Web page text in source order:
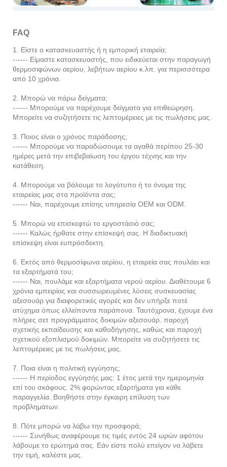
FAQ
1. Είστε ο κατασκευαστής ή η εμπορική εταιρεία;
------ Είμαστε κατασκευαστής, που ειδικεύεται στην παραγωγή
θερμοσιφώνων αερίου, λεβήτων αερίου κ.λπ. για περισσότερα
από 10 χρόνια.
2. Μπορώ να πάρω δείγματα;
------ Μπορούμε να παρέχουμε δείγματα για επιθεώρηση.
Μπορείτε να συζητήσετε τις λεπτομέρειες με τις πωλήσεις μας.
3. Ποιος είναι ο χρόνος παράδοσης;
------ Μπορούμε να παραδώσουμε τα αγαθά περίπου 25-30
ημέρες μετά την επιβεβαίωση του έργου τέχνης και την
κατάθεση.
4. Μπορούμε να βάλουμε το λογότυπο ή το όνομα της
εταιρείας μας στα προϊόντα σας;
------ Ναι, παρέχουμε επίσης υπηρεσία OEM και ODM.
5. Μπορώ να επισκεφτώ το εργοστάσιό σας;
------ Καλώς ήρθατε στην επίσκεψή σας. Η διαδικτυακή
επίσκεψη είναι ευπρόσδεκτη.
6. Εκτός από θερμοσίφωνα αερίου, η εταιρεία σας πουλάει και
τα εξαρτήματά του;
------ Ναι, πουλάμε και εξαρτήματα νερού αερίου. Διαθέτουμε 6
χρόνια εμπειρίας και συσσωρευμένες λύσεις συσκευασίας
αξεσουάρ για διαφορετικές αγορές και δεν υπήρξε ποτέ
ατύχημα όπως ελλείποντα παράπονα. Ταυτόχρονα, έχουμε ένα
πλήρες σετ προγράμματος δοκιμών αξεσουάρ. παροχή
σχετικής εκπαίδευσης και καθοδήγησης, καθώς και παροχή
σχετικού εξοπλισμού δοκιμών. Μπορείτε να συζητήσετε τις
λεπτομέρειες με τις πωλήσεις μας.
7. Ποια είναι η πολιτική εγγύησης;
------ Η περίοδος εγγύησής μας: 1 έτος μετά την ημερομηνία
επί του σκάφους. 2% φορώντας εξαρτήματα για κάθε
παραγγελία. Βοηθήστε στην έγκαιρη επίλυση των
προβλημάτων.
8. Πότε μπορώ να λάβω την προσφορά;
------ Συνήθως αναφέρουμε τις τιμές εντός 24 ωρών αφότου
λάβουμε το ερώτημά σας. Εάν είστε πολύ επείγον να λάβετε
την τιμή, καλέστε μας.